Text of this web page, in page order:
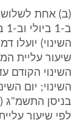
השינוי) יועלו
שיעור עליית
השינוי הקודם
השינוי; יום
לפי שיעור